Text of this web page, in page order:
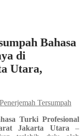
Bahasa
di
Utara,
Tersumpah
Turki Profesional
Jakarta Utara –